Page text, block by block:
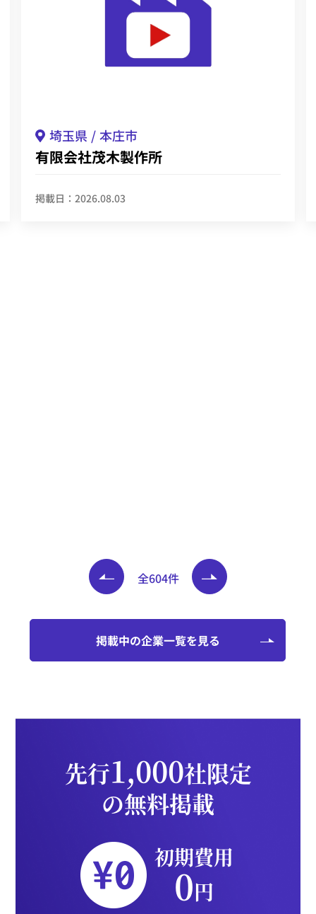
本庄市
埼玉県
有限会社茂木製作所
掲載日：2026.08.03
全604件
掲載中の企業一覧を見る
先行1,000社限定
の無料掲載
初期費用
0円